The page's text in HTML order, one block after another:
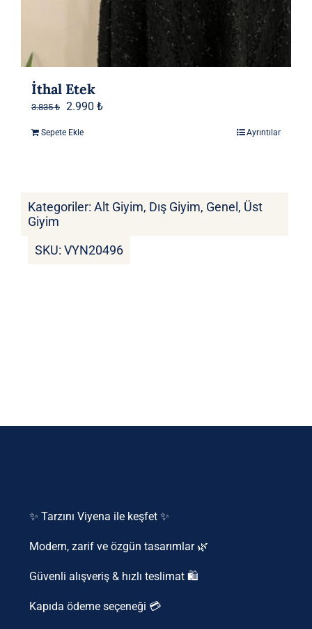
İthal Etek
3.835₺
Orijinal
2.990 ₺Şu
Sepete Ekle Ayrıntılar
Kategoriler: Alt Giyim, Dış Giyim, Genel, Üst
Giyim
SKU: VYN20496
✨ Tarzını Viyena ile keşfet ✨
Modern, zarif ve özgün tasarımlar 🌿
Güvenli alışveriş & hızlı teslimat 🛍️
Kapıda ödeme seçeneği 💳